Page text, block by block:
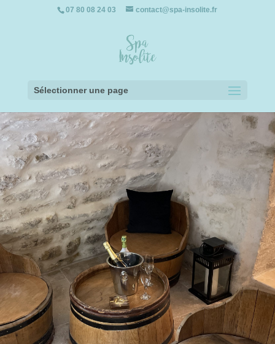
07 80 08 24 03 contact@spa-insolite.fr
Sélectionner une page